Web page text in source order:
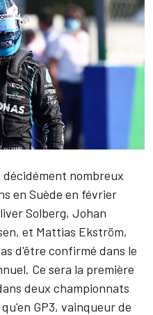
nombreux
en Suède en février
Solberg, Johan
, et Mattias Ekström,
d'être confirmé dans le
Ce sera la première
deux championnats
GP3, vainqueur de